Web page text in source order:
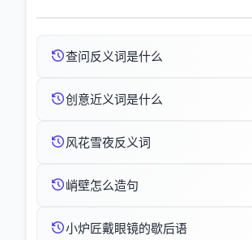
查问反义词是什么
创意近义词是什么
风花雪夜反义词
峭壁怎么造句
小炉匠戴眼镜的歇后语